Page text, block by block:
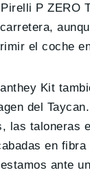
P ZERO
el coche
Kit
del
las taloneras
en
ante